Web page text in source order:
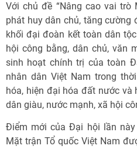
Với chủ đề “Nâng cao vai trò
phát huy dân chủ, tăng cường
khối đại đoàn kết toàn dân
hội công bằng, dân chủ, văn
sinh hoạt chính trị của toàn
nhân dân Việt Nam trong
hóa, hiện đại hóa đất nước và
dân giàu, nước mạnh, xã hội
Điểm mới của Đại hội lần
Mặt trận Tổ quốc Việt Nam